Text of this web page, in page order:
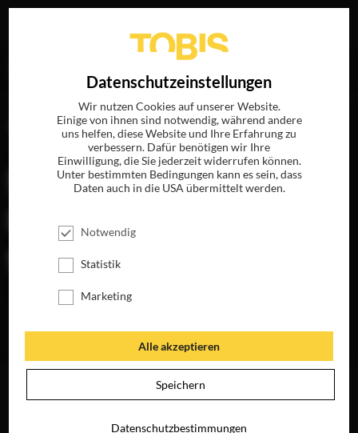
„Steve Golin“ergab folgende Treffer
JETZT AUF BLU-
Datenschutzeinstellungen
Wir nutzen Cookies auf unserer Website.
Einige von ihnen sind notwendig, während andere
uns helfen, diese Website und Ihre Erfahrung zu
verbessern. Dafür benötigen wir Ihre
Einwilligung, die Sie jederzeit widerrufen können.
Unter bestimmten Bedingungen kann es sein, dass
Daten auch in die USA übermittelt werden.
Notwendig
Statistik
Marketing
Alle akzeptieren
Speichern
Datenschutzbestimmungen